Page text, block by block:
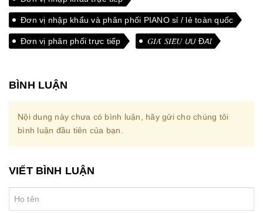
Đơn vị nhập khẩu và phân phối PIANO sỉ / lẻ toàn quốc
Đơn vị phân phối trực tiếp 𝐺𝐼𝐴́ 𝑆𝐼𝐸̂𝑈 𝘜̛𝘜 Đ𝘈̃𝘐
BÌNH LUẬN
Nội dung này chưa có bình luận, hãy gửi cho chúng tôi
bình luận đầu tiên của bạn.
VIẾT BÌNH LUẬN